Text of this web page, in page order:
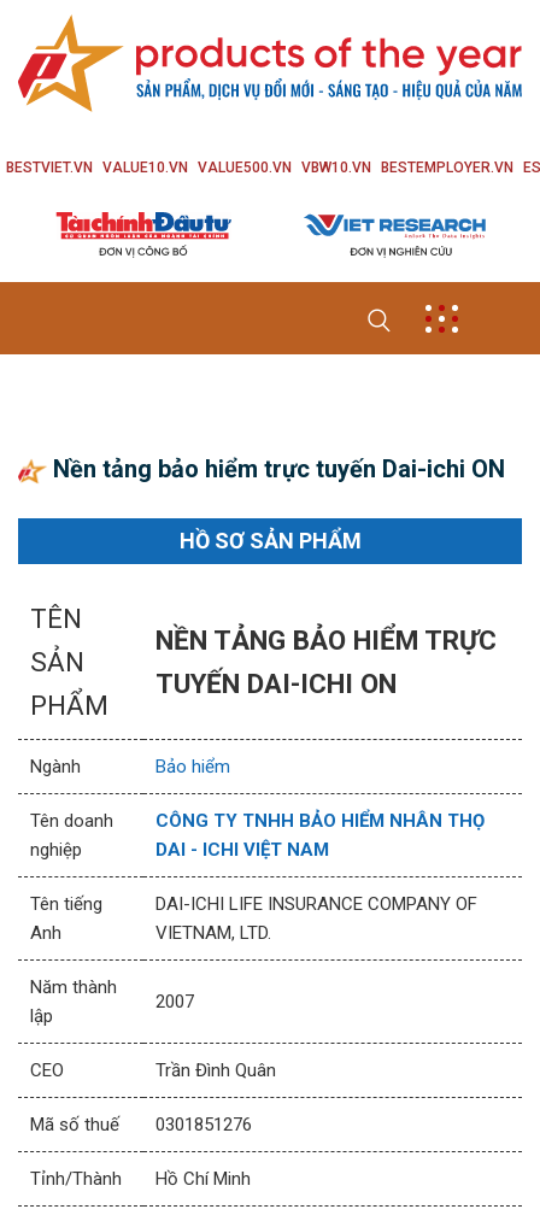
BESTVIET.VN VALUE10.VN VALUE500.VN VBW10.VN BESTEMPLOYER.VN
Nền tảng bảo hiểm trực tuyến Dai-ichi ON
HỒ SƠ SẢN PHẨM
TÊN
SẢN
PHẨM
NỀN TẢNG BẢO HIỂM TRỰC
TUYẾN DAI-ICHI ON
Ngành Bảo hiểm
Tên doanh
nghiệp
CÔNG TY TNHH BẢO HIỂM NHÂN THỌ
DAI - ICHI VIỆT NAM
Tên tiếng
Anh
DAI-ICHI LIFE INSURANCE COMPANY OF
VIETNAM, LTD.
Năm thành
lập
2007
CEO Trần Đình Quân
Mã số thuế 0301851276
Tỉnh/Thành Hồ Chí Minh